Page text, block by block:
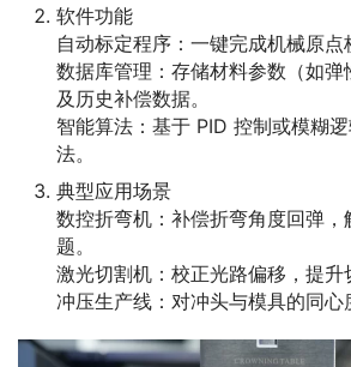
软件功能
自动标定程序：一键完成机械原点
数据库管理：存储材料参数（如弹
及历史补偿数据。
智能算法：基于 PID 控制或模糊
法。
典型应用场景
数控折弯机：补偿折弯角度回弹，
题。
激光切割机：校正光路偏移，提升
冲压生产线：对冲头与模具的同心